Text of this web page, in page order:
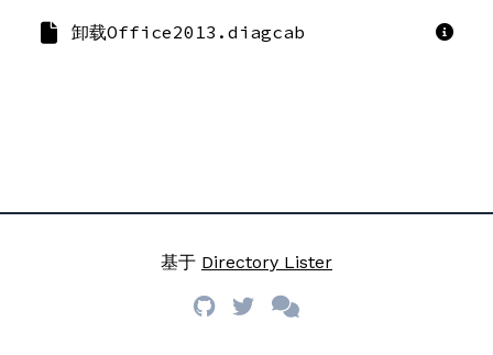
卸载Office2013.diagcab
基于 Directory Lister